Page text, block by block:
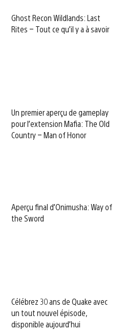
Ghost Recon Wildlands: Last
Rites – Tout ce qu’il y a à savoir
Un premier aperçu de gameplay
pour l’extension Mafia: The Old
Country – Man of Honor
Aperçu final d’Onimusha: Way of
the Sword
Célébrez 30 ans de Quake avec
un tout nouvel épisode,
disponible aujourd’hui